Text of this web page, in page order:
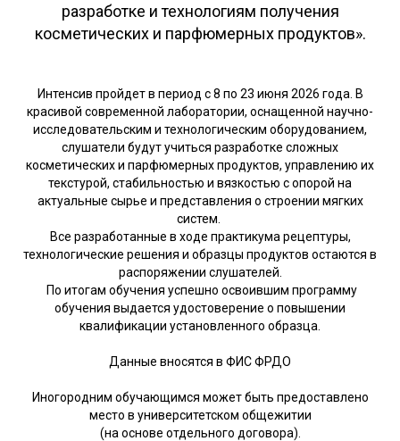
разработке и технологиям получения
косметических и парфюмерных продуктов».
Интенсив пройдет в период с 8 по 23 июня 2026 года. В
красивой современной лаборатории, оснащенной научно-
исследовательским и технологическим оборудованием,
слушатели будут учиться разработке сложных
косметических и парфюмерных продуктов, управлению их
текстурой, стабильностью и вязкостью с опорой на
актуальные сырье и представления о строении мягких
систем.
Все разработанные в ходе практикума рецептуры,
технологические решения и образцы продуктов остаются в
распоряжении слушателей.
По итогам обучения успешно освоившим программу
обучения выдается удостоверение о повышении
квалификации установленного образца.
Данные вносятся в ФИС ФРДО
Иногородним обучающимся может быть предоставлено
место в университетском общежитии
(на основе отдельного договора).